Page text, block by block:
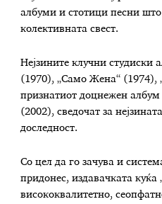
албуми и стотици песни што
колективната свест.
Нејзините клучни студиски
(1970), „Само Жена“ (1974),
признатиот доцнежен албум
(2002), сведочат за
доследност.
Со цел да го зачува и
придонес, издавачката куќа
висококвалитетно,